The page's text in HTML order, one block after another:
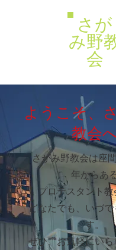
さが
み野
会
ようこそ、
教会
さがみ野教会は座
年からあ
プロテスタント教
どなたでも、いづで
す。
ぜひ、お気軽にいら